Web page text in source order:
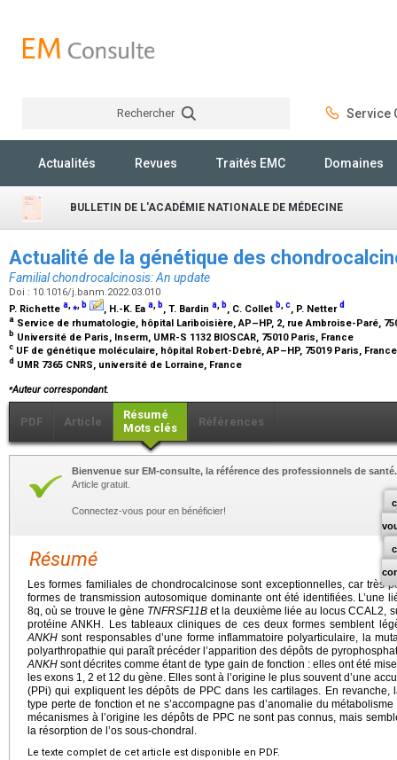
Rechercher Service
Actualités Revues Traités EMC Domaines
BULLETIN DE L'ACADÉMIE NATIONALE DE MÉDECINE
Actualité de la génétique des
Familial chondrocalcinosis: An update
Doi : 10.1016/j.banm.2022.03.010
P. Richette a,⁎, b , H.-K. Ea a, b, T. Bardin a, b, C. Collet b,c, P. Netterd
a Service de rhumatologie, hôpital Lariboisière, AP–HP, 2, rue Ambroise-Paré,
b Université de Paris, Inserm, UMR-S 1132 BIOSCAR, 75010 Paris, France
c UF de génétique moléculaire, hôpital Robert-Debré, AP–HP, 75019 Paris,
d UMR 7365 CNRS, université de Lorraine, France
⁎Auteur correspondant.
PDF Article
Résumé
Mots clés
Références
Bienvenue sur EM-consulte, la référence des professionnels de santé.
Article gratuit.
Connectez-vous pour en bénéficier!
Résumé
Les formes familiales de chondrocalcinose sont exceptionnelles, car très
formes de transmission autosomique dominante ont été identifiées. L’une
8q, où se trouve le gène TNFRSF11B et la deuxième liée au locus CCAL2,
protéine ANKH. Les tableaux cliniques de ces deux formes semblent
ANKH sont responsables d’une forme inflammatoire polyarticulaire, la
polyarthropathie qui paraît précéder l’apparition des dépôts de
ANKH sont décrites comme étant de type gain de fonction : elles ont été
les exons 1, 2 et 12 du gène. Elles sont à l’origine le plus souvent d’une
(PPi) qui expliquent les dépôts de PPC dans les cartilages. En revanche,
type perte de fonction et ne s’accompagne pas d’anomalie du
mécanismes à l’origine les dépôts de PPC ne sont pas connus, mais
la résorption de l’os sous-chondral.
Le texte complet de cet article est disponible en PDF.